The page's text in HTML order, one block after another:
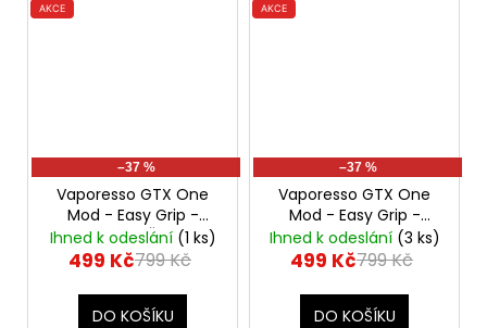
AKCE
–37 %
Vaporesso GTX One
Mod - Easy Grip -
2000mAh - Červená
40W Mod
Ihned k odeslání (1 ks)
499 Kč799 Kč
DO KOŠÍKU
AKCE
–37 %
Vaporesso GTX One
Mod - Easy Grip -
2000mAh - Růžová
40W Mod
Ihned k odeslání (3 ks)
499 Kč799 Kč
DO KOŠÍKU